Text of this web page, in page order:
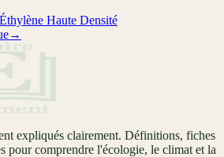
Haute Densité
→
expliqués clairement. Définitions, fiches
pour comprendre l'écologie, le climat et la